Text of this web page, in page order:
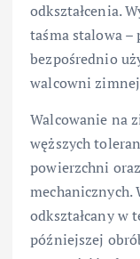
odkształcenia.
taśma stalowa
bezpośrednio
walcowni
Walcowanie na
węższych
powierzchni
mechanicznych.
odkształcany w
późniejszej